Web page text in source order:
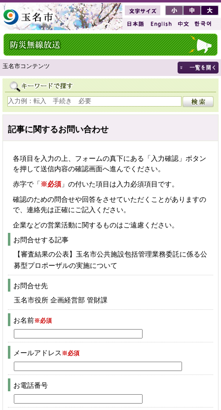
玉名市コンテンツ
記事に関するお問い合わせ
各項目を入力の上、フォームの真下にある「入力確認」ボタン
を押して送信内容の確認画面へ進んでください。
赤字で「 ※必須 」の付いた項目は入力必須項目です。
確認のための問合せや回答をさせていただくことがありますの
で、連絡先は正確にご記入ください。
企業などの営業活動に関するものはご遠慮ください。
お問合せする記事
【審査結果の公表】玉名市公共施設包括管理業務委託に係る公
募型プロポーザルの実施について
お問合せ先
玉名市役所 企画経営部 管財課
お名前※必須
メールアドレス ※必須
お電話番号